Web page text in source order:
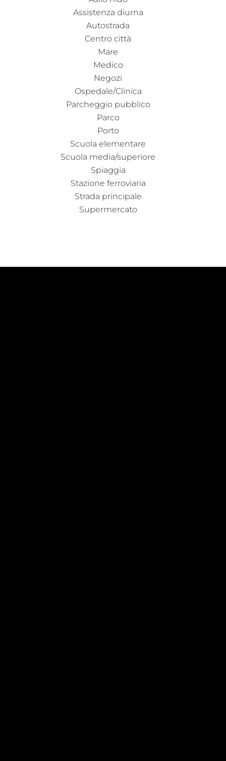
Assistenza diurna
Autostrada
Centro città
Mare
Medico
Negozi
Ospedale/Clinica
Parcheggio pubblico
Parco
Porto
Scuola elementare
Scuola media/superiore
Spiaggia
Stazione ferroviaria
Strada principale
Supermercato